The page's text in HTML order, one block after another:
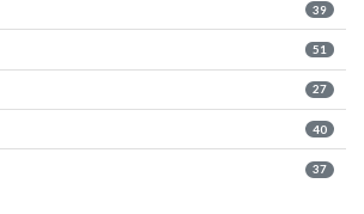
39
51
27
40
37